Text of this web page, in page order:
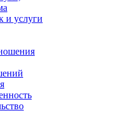
и услуги